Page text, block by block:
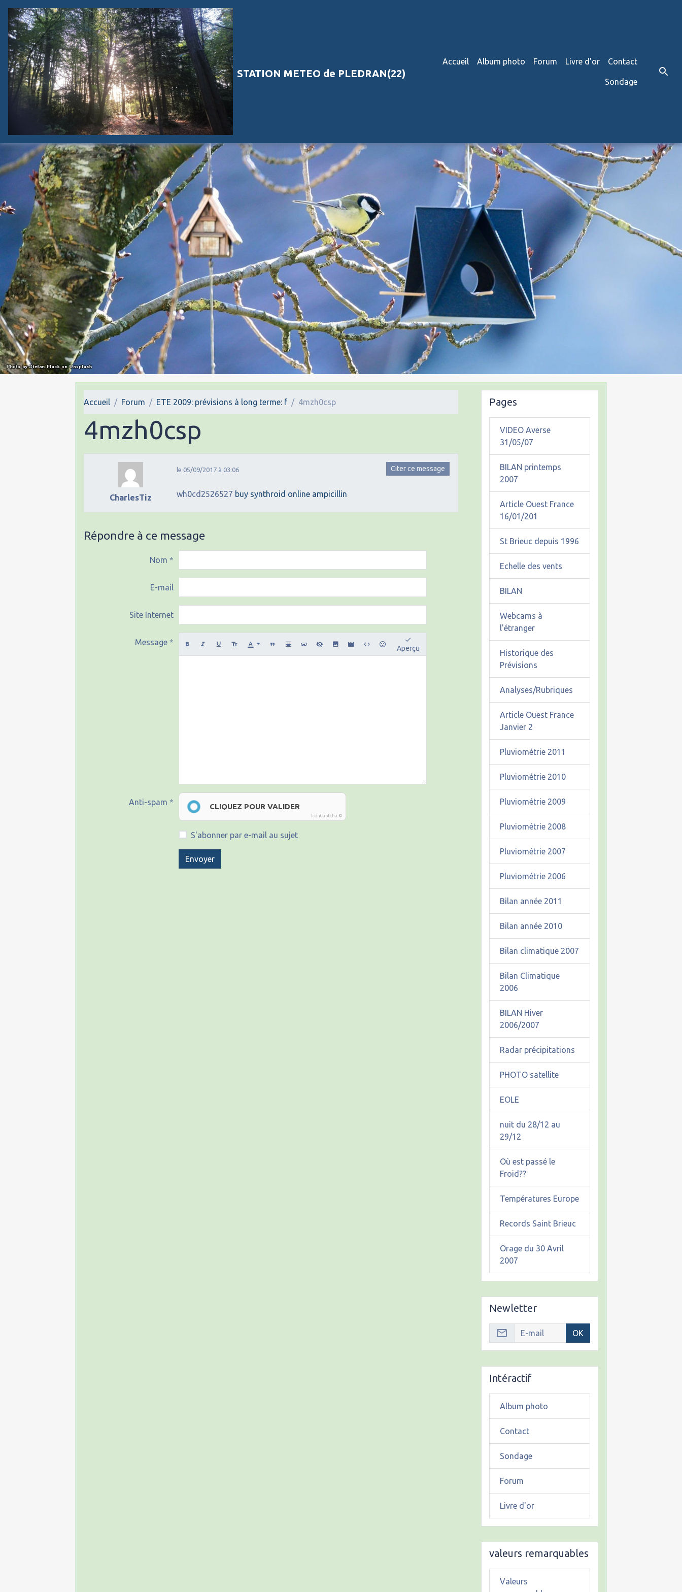
STATION METEO de PLEDRAN(22)
Accueil Album photo Forum Livre d'or Contact
Sondage
Accueil Forum ETE 2009: prévisions à long terme: f 4mzh0csp
4mzh0csp
CharlesTiz
le 05/09/2017 à 03:06 Citer ce message
wh0cd2526527 buy synthroid online ampicillin
Répondre à ce message
Nom
E-mail
Site Internet
Message
Aperçu
Anti-spam CLIQUEZ POUR VALIDER
IconCaptcha ©
S'abonner par e-mail au sujet
Envoyer
Pages
VIDEO Averse
31/05/07
BILAN printemps
2007
Article Ouest France
16/01/201
St Brieuc depuis 1996
Echelle des vents
BILAN
Webcams à
l'étranger
Historique des
Prévisions
Analyses/Rubriques
Article Ouest France
Janvier 2
Pluviométrie 2011
Pluviométrie 2010
Pluviométrie 2009
Pluviométrie 2008
Pluviométrie 2007
Pluviométrie 2006
Bilan année 2011
Bilan année 2010
Bilan climatique 2007
Bilan Climatique
2006
BILAN Hiver
2006/2007
Radar précipitations
PHOTO satellite
EOLE
nuit du 28/12 au
29/12
Où est passé le
Froid??
Températures Europe
Records Saint Brieuc
Orage du 30 Avril
2007
Newletter
OK
Intéractif
Album photo
Contact
Sondage
Forum
Livre d'or
valeurs remarquables
Valeurs